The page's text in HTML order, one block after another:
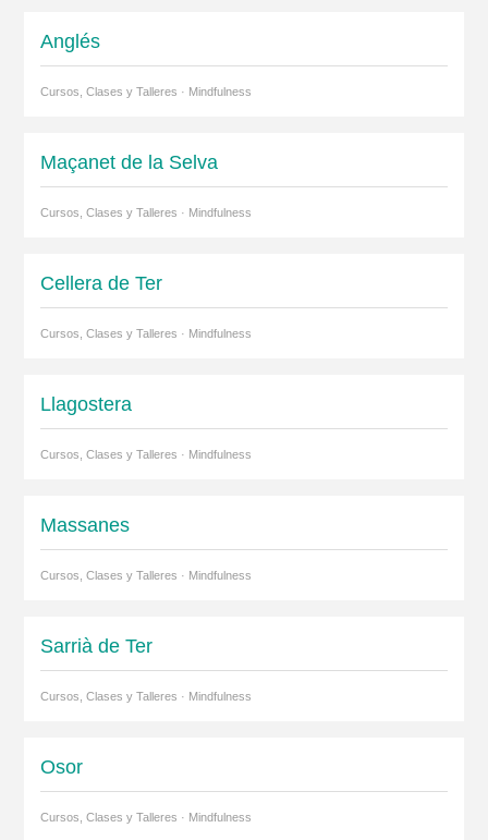
Anglés
Cursos, Clases y Talleres · Mindfulness
Maçanet de la Selva
Cursos, Clases y Talleres · Mindfulness
Cellera de Ter
Cursos, Clases y Talleres · Mindfulness
Llagostera
Cursos, Clases y Talleres · Mindfulness
Massanes
Cursos, Clases y Talleres · Mindfulness
Sarrià de Ter
Cursos, Clases y Talleres · Mindfulness
Osor
Cursos, Clases y Talleres · Mindfulness